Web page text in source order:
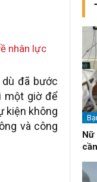
nhân lực
đã bước
một giờ để
kiện không
và công
Nữ